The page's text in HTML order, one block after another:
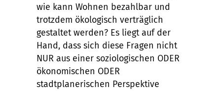
wie kann Wohnen bezahlbar und
trotzdem ökologisch verträglich
gestaltet werden? Es liegt auf der
Hand, dass sich diese Fragen nicht
NUR aus einer soziologischen ODER
ökonomischen ODER
stadtplanerischen Perspektive